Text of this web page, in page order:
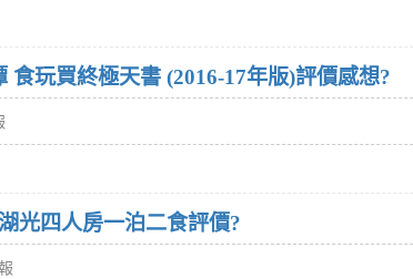
食玩買終極天書 (2016-17年版)評價感想?
光四人房一泊二食評價?